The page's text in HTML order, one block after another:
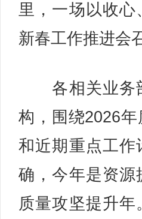
里，一场以收
新春工作推进会
各相关业务
构，围绕2026
和近期重点工作
确，今年是资源
质量攻坚提升